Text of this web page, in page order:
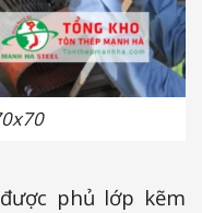
được phủ lớp kẽm